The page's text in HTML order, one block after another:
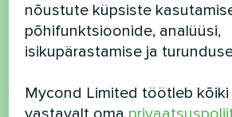
Soovid osta või on
küsimusi?
Võtke meiega ühendust ja
nõustute küpsiste
põhifunktsioonide, analüüsi,
isikupärastamise ja
Mycond Limited töötleb kõiki